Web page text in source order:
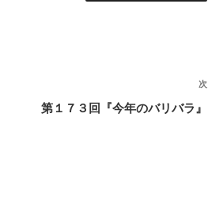
次
第１７３回『今年のバリバラ』